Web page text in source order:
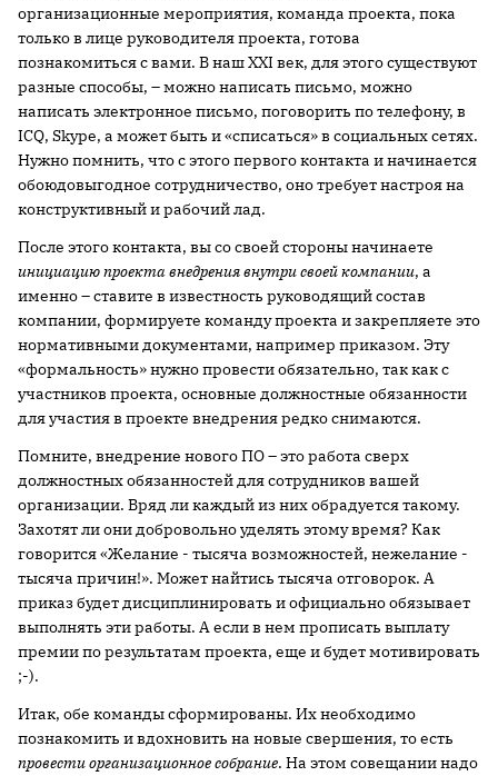
организационные мероприятия, команда проекта, пока
только в лице руководителя проекта, готова
познакомиться с вами. В наш XXI век, для этого существуют
разные способы, – можно написать письмо, можно
написать электронное письмо, поговорить по телефону, в
ICQ, Skype, а может быть и «списаться» в социальных сетях.
Нужно помнить, что с этого первого контакта и начинается
обоюдовыгодное сотрудничество, оно требует настроя на
конструктивный и рабочий лад.
После этого контакта, вы со своей стороны начинаете
инициацию проекта внедрения внутри своей компании, а
именно – ставите в известность руководящий состав
компании, формируете команду проекта и закрепляете это
нормативными документами, например приказом. Эту
«формальность» нужно провести обязательно, так как с
участников проекта, основные должностные обязанности
для участия в проекте внедрения редко снимаются.
Помните, внедрение нового ПО – это работа сверх
должностных обязанностей для сотрудников вашей
организации. Вряд ли каждый из них обрадуется такому.
Захотят ли они добровольно уделять этому время? Как
говорится «Желание - тысяча возможностей, нежелание -
тысяча причин!». Может найтись тысяча отговорок. А
приказ будет дисциплинировать и официально обязывает
выполнять эти работы. А если в нем прописать выплату
премии по результатам проекта, еще и будет мотивировать
;-).
Итак, обе команды сформированы. Их необходимо
познакомить и вдохновить на новые свершения, то есть
провести организационное собрание. На этом совещании надо